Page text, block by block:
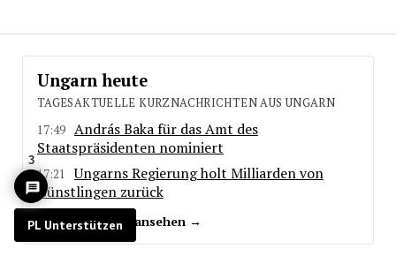
Ungarn heute
TAGESAKTUELLE KURZNACHRICHTEN AUS UNGARN
17:49 András Baka für das Amt des
Staatspräsidenten nominiert
17:21
Ungarns Regierung holt Milliarden von
Günstlingen zurück
Alle Meldungen ansehen →
3
PL Unterstützen